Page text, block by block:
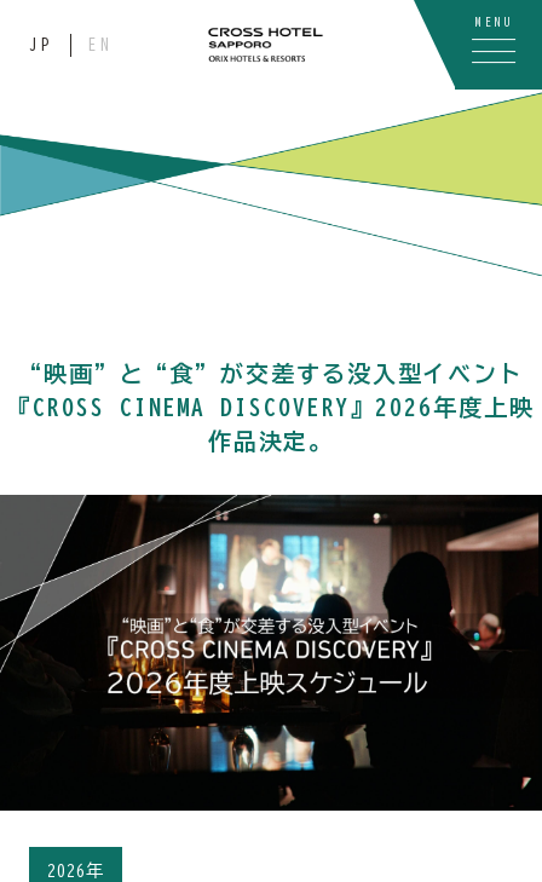
JP EN
MENU
“映画”と“食”が交差する没入型イベント
『CROSS CINEMA DISCOVERY』2026年度上映
作品決定。
2026年